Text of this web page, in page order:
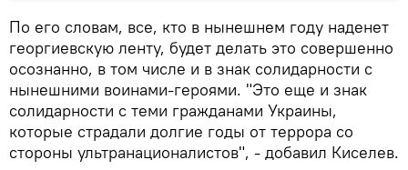
По его словам, все, кто в нынешнем году наденет
георгиевскую ленту, будет делать это совершенно
осознанно, в том числе и в знак солидарности с
нынешними воинами-героями. "Это еще и знак
солидарности с теми гражданами Украины,
которые страдали долгие годы от террора со
стороны ультранационалистов", - добавил Киселев.